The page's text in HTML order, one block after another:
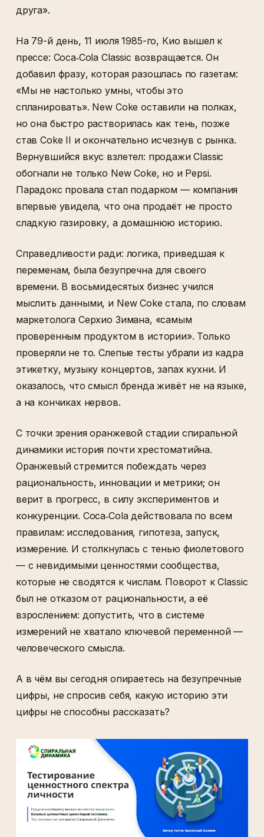
друга».
На 79-й день, 11 июля 1985-го, Кио вышел к
прессе: Coca‑Cola Classic возвращается. Он
добавил фразу, которая разошлась по газетам:
«Мы не настолько умны, чтобы это
спланировать». New Coke оставили на полках,
но она быстро растворилась как тень, позже
став Coke II и окончательно исчезнув с рынка.
Вернувшийся вкус взлетел: продажи Classic
обогнали не только New Coke, но и Pepsi.
Парадокс провала стал подарком — компания
впервые увидела, что она продаёт не просто
сладкую газировку, а домашнюю историю.
Справедливости ради: логика, приведшая к
переменам, была безупречна для своего
времени. В восьмидесятых бизнес учился
мыслить данными, и New Coke стала, по словам
маркетолога Серхио Зимана, «самым
проверенным продуктом в истории». Только
проверяли не то. Слепые тесты убрали из кадра
этикетку, музыку концертов, запах кухни. И
оказалось, что смысл бренда живёт не на языке,
а на кончиках нервов.
С точки зрения оранжевой стадии спиральной
динамики история почти хрестоматийна.
Оранжевый стремится побеждать через
рациональность, инновации и метрики; он
верит в прогресс, в силу экспериментов и
конкуренции. Coca‑Cola действовала по всем
правилам: исследования, гипотеза, запуск,
измерение. И столкнулась с тенью фиолетового
— с невидимыми ценностями сообщества,
которые не сводятся к числам. Поворот к Classic
был не отказом от рациональности, а её
взрослением: допустить, что в системе
измерений не хватало ключевой переменной —
человеческого смысла.
А в чём вы сегодня опираетесь на безупречные
цифры, не спросив себя, какую историю эти
цифры не способны рассказать?